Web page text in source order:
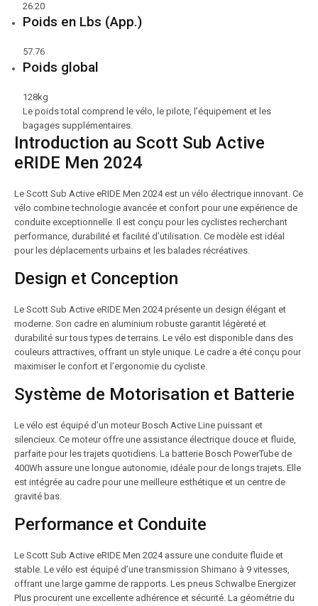
26.20
Poids en Lbs (App.)
57.76
Poids global
128kg
Le poids total comprend le vélo, le pilote, l’équipement et les
bagages supplémentaires.
Introduction au Scott Sub Active
eRIDE Men 2024
Le Scott Sub Active eRIDE Men 2024 est un vélo électrique innovant. Ce
vélo combine technologie avancée et confort pour une expérience de
conduite exceptionnelle. Il est conçu pour les cyclistes recherchant
performance, durabilité et facilité d’utilisation. Ce modèle est idéal
pour les déplacements urbains et les balades récréatives.
Design et Conception
Le Scott Sub Active eRIDE Men 2024 présente un design élégant et
moderne. Son cadre en aluminium robuste garantit légèreté et
durabilité sur tous types de terrains. Le vélo est disponible dans des
couleurs attractives, offrant un style unique. Le cadre a été conçu pour
maximiser le confort et l’ergonomie du cycliste.
Système de Motorisation et Batterie
Le vélo est équipé d’un moteur Bosch Active Line puissant et
silencieux. Ce moteur offre une assistance électrique douce et fluide,
parfaite pour les trajets quotidiens. La batterie Bosch PowerTube de
400Wh assure une longue autonomie, idéale pour de longs trajets. Elle
est intégrée au cadre pour une meilleure esthétique et un centre de
gravité bas.
Performance et Conduite
Le Scott Sub Active eRIDE Men 2024 assure une conduite fluide et
stable. Le vélo est équipé d’une transmission Shimano à 9 vitesses,
offrant une large gamme de rapports. Les pneus Schwalbe Energizer
Plus procurent une excellente adhérence et sécurité. La géométrie du